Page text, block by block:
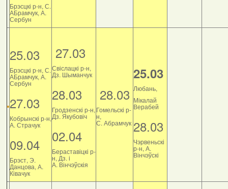
Брэсцкі р-н, С.
АБрамчук, А.
Сербун
25.03
Брэсцкі р-н, С.
АБрамчук, А.
Сербун
27.03
Кобрынскі р-н,
А. Страчук
09.04
Брэст, Э.
Данцова, А.
Ківачук
27.03
Свіслацкі р-н,
Дз. Шыманчук
28.03
Гродзенскі р-н,
Дз. Якубовіч
02.04
Бераставіцкі р-
н, Дз. і
А. Вінчэўскія
28.03
Гомельскі р-
н,
С. Абрамчук
25.03
Любань,
Мікалай
Верабей
28.03
Чэрвеньскі
р-н, А.
Вінчэўскі